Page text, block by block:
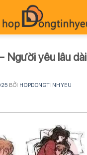
Người yêu lâu dài
BỞI HOPDONGTINHYEU